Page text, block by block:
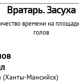
Вратарь. Засуха
времени на
голов
(Ханты-Мансийск)